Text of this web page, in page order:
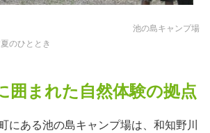
池の島キャンプ場
のひととき
囲まれた自然体験の拠点
にある池の島キャンプ場は、和知野川